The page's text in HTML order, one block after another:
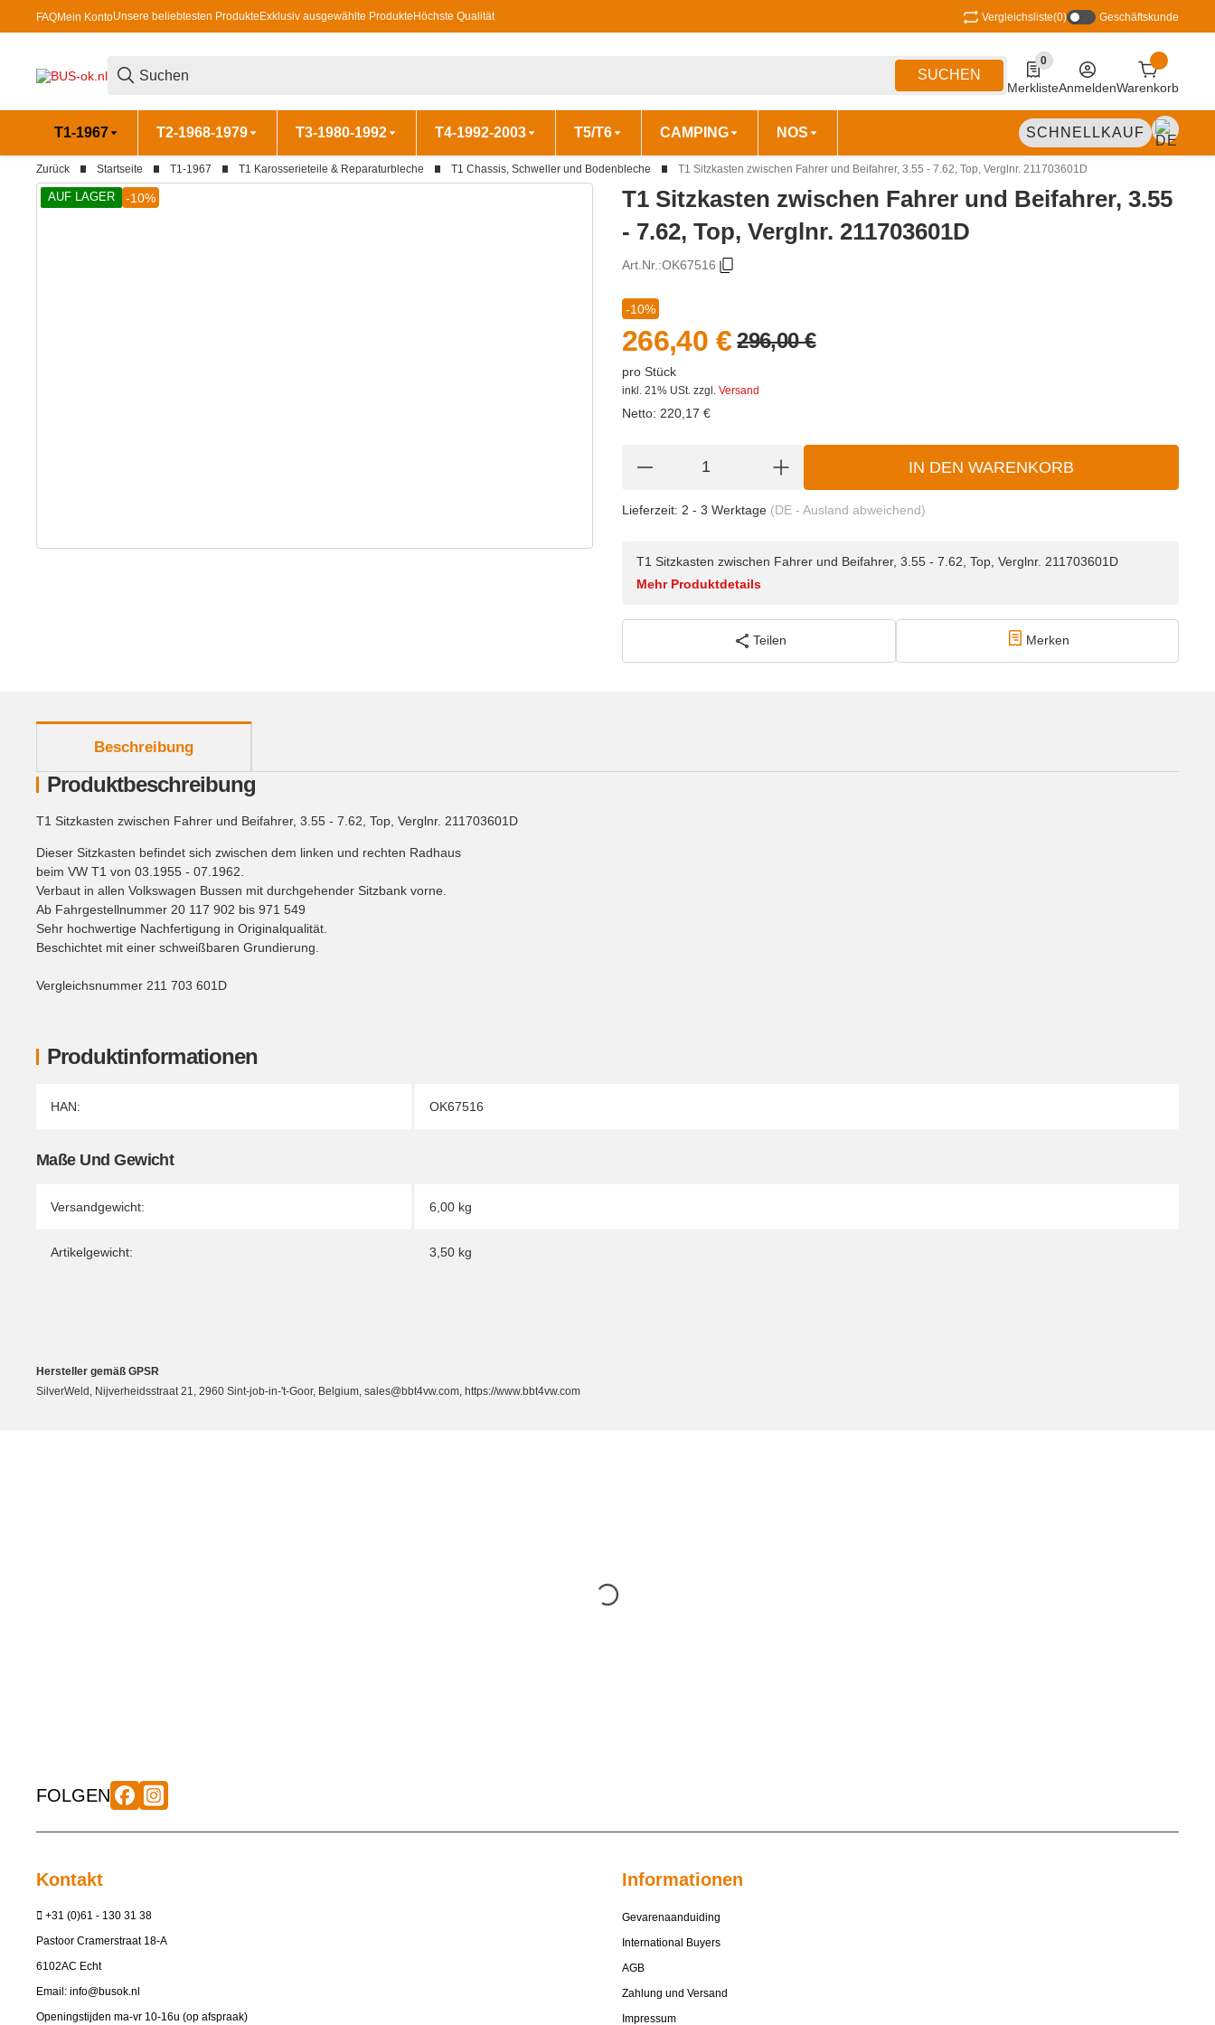
FAQMein KontoUnsere beliebtesten Produkte Exklusiv ausgewählte Produkte Höchste Qualität Vergleichsliste(0) Geschäftskunde
SUCHEN
0
0 Produkte in der Liste
MerklisteAnmeldenWarenkorb
T1-1967 T2-1968-1979 T3-1980-1992 T4-1992-2003 T5/T6 CAMPING NOS SCHNELLKAUF
Zurück Startseite T1-1967 T1 Karosserieteile & Reparaturbleche T1 Chassis, Schweller und Bodenbleche T1 Sitzkasten zwischen Fahrer und Beifahrer, 3.55 - 7.62, Top, Verglnr. 211703601D
AUF LAGER -10%
T1 Sitzkasten zwischen Fahrer und Beifahrer, 3.55
- 7.62, Top, Verglnr. 211703601D
Art.Nr.:OK67516
-10%
266,40 € 296,00 €
pro Stück
inkl. 21% USt. zzgl. Versand
Netto: 220,17 €
IN DEN WARENKORB
Lieferzeit: 2 - 3 Werktage (DE - Ausland abweichend)
T1 Sitzkasten zwischen Fahrer und Beifahrer, 3.55 - 7.62, Top, Verglnr. 211703601D
Mehr Produktdetails
Teilen Merken
Beschreibung
Produktinformationen
Produkteigenschaft
Wert
HAN: OK67516
Maße Und Gewicht
Versandgewicht: 6,00 kg
Artikelgewicht: 3,50 kg
Produktbeschreibung
T1 Sitzkasten zwischen Fahrer und Beifahrer, 3.55 - 7.62, Top, Verglnr. 211703601D
Dieser Sitzkasten befindet sich zwischen dem linken und rechten Radhaus
beim VW T1 von 03.1955 - 07.1962.
Verbaut in allen Volkswagen Bussen mit durchgehender Sitzbank vorne.
Ab Fahrgestellnummer 20 117 902 bis 971 549
Sehr hochwertige Nachfertigung in Originalqualität.
Beschichtet mit einer schweißbaren Grundierung.
Vergleichsnummer 211 703 601D
Hersteller gemäß GPSR
SilverWeld, Nijverheidsstraat 21, 2960 Sint-job-in-'t-Goor, Belgium, sales@bbt4vw.com, https://www.bbt4vw.com
FOLGEN
Kontakt
+31 (0)61 - 130 31 38
Pastoor Cramerstraat 18-A
6102AC Echt
Email: info@busok.nl
Openingstijden ma-vr 10-16u (op afspraak)
Informationen
Gevarenaanduiding
International Buyers
AGB
Zahlung und Versand
Impressum